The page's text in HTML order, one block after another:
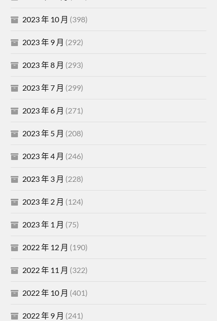
2023 年 10 月 (398)
2023 年 9 月 (292)
2023 年 8 月 (293)
2023 年 7 月 (299)
2023 年 6 月 (271)
2023 年 5 月 (208)
2023 年 4 月 (246)
2023 年 3 月 (228)
2023 年 2 月 (124)
2023 年 1 月 (75)
2022 年 12 月 (190)
2022 年 11 月 (322)
2022 年 10 月 (401)
2022 年 9 月 (241)